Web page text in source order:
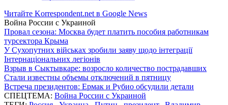
Читайте Korrespondent.net в Google News
Война России с Украиной
Провал сезона: Москва будет платить пособия работникам
турсектора Крыма
У Сухопутних військах зробили заяву щодо інтеграції
Інтернаціональних легіонів
Взрыв в Сыктывкаре: возросло количество пострадавших
Стали известны объемы отключений в пятницу
Встреча президентов: Ермак и Рубио обсудили детали
СПЕЦТЕМА: Война России с Украиной